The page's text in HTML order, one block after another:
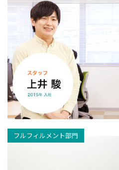
フルフィルメント部門